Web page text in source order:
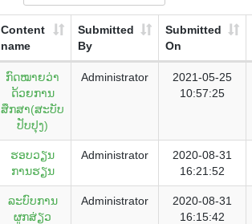
Content
name
Submitted
By
Submitted
On
ກົດໝາຍວ່າ
ດ້ວຍການ
ສຶກສາ(ສະບັບ
ປັບປຸງ)
Administrator
2021-05-25
10:57:25
ຮອບວຽນ
ການຮຽນ
Administrator
2020-08-31
16:21:52
ລະບົບການ
ຜູກສ່ຽວ
Administrator
2020-08-31
16:15:42